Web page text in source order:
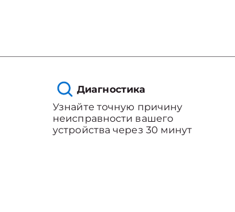
Диагностика
Узнайте точную причину
неисправности вашего
устройства через 30 минут